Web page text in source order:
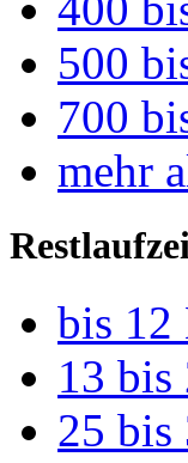
500
700
mehr
bis 12
13 bis
25 bis